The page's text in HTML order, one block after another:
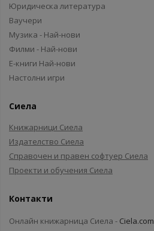
Юридическа литература
Ваучери
Музика - Най-нови
Филми - Най-нови
Е-книги Най-нови
Настолни игри
Сиела
Книжарници Сиела
Издателство Сиела
Справочен и правен софтуер Сиела
Проекти и обучения Сиела
Контакти
Онлайн книжарница Сиела - Ciela.com